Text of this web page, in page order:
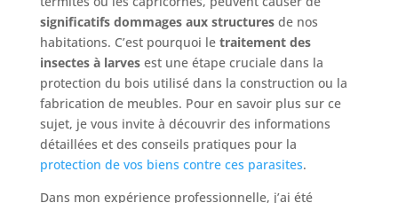
significatifs dommages aux structuresde nos
habitations. C’est pourquoi le traitement des
insectes à larvesest une étape cruciale dans la
protection du bois utilisé dans la construction ou la
fabrication de meubles. Pour en savoir plus sur ce
sujet, je vous invite à découvrir des informations
détaillées et des conseils pratiques pour la
protection de vos biens contre ces parasites.
Dans mon expérience professionnelle, j’ai été